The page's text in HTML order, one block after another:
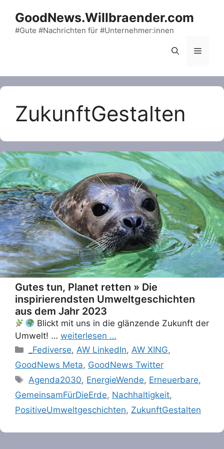
content
GoodNews.Willbraender.com
#Gute #Nachrichten für #Unternehmer:innen
Menu
ZukunftGestalten
Gutes tun, Planet retten » Die
inspirierendsten Umweltgeschichten
aus dem Jahr 2023
Blickt mit uns in die glänzende Zukunft der
Umwelt! … weiterlesen …
Categories
_Fediverse,AW LinkedIn,AW XING,
GoodNews Meta, GoodNews Twitter
Tags
Agenda2030, EnergieWende, Erneuerbare,
GemeinsamFürDieErde, Nachhaltigkeit,
PositiveUmweltgeschichten, ZukunftGestalten